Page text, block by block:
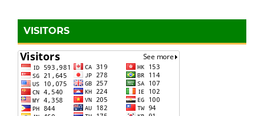
VISITORS